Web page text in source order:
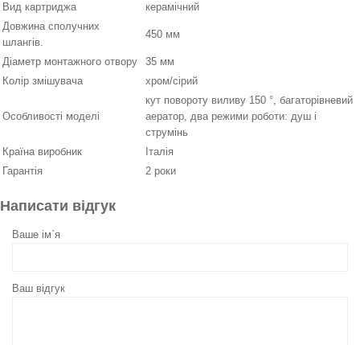
Вид картриджа
керамічний
Довжина сполучних
шлангів.
450 мм
Діаметр монтажного отвору
35 мм
Колір змішувача
хром/сірий
Особливості моделі
кут повороту виливу 150 °, багаторівневий
аератор, два режими роботи: душ і
струмінь
Країна виробник
Італія
Гарантія
2 роки
Написати відгук
Ваше ім`я
Ваш відгук